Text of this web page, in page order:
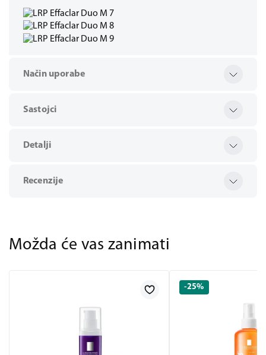
Način uporabe
Sastojci
Detalji
Recenzije
Možda će vas zanimati
-25%